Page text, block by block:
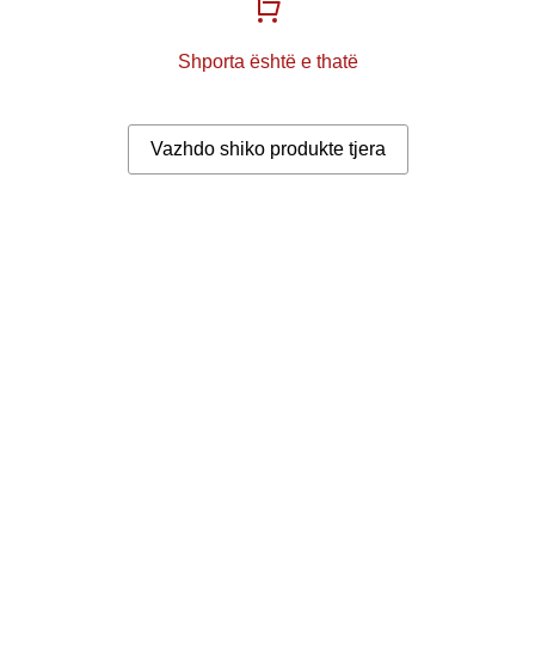
Shporta është e thatë
Vazhdo shiko produkte tjera